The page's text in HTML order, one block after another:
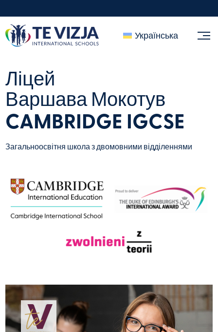
Українська
Ліцей
Варшава Мокотув
CAMBRIDGE IGCSE
Загальноосвітня школа з двомовними відділеннями